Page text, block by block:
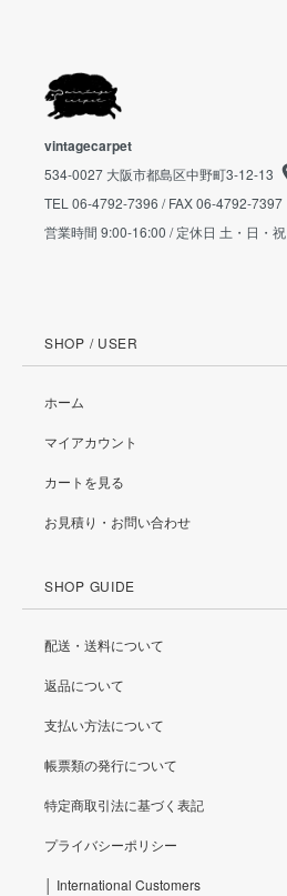
vintagecarpet
534-0027 大阪市都島区中野町3-12-13
TEL 06-4792-7396 / FAX 06-4792-7397
営業時間 9:00-16:00 / 定休日 土・日・祝
SHOP / USER
ホーム
マイアカウント
カートを見る
お見積り・お問い合わせ
SHOP GUIDE
配送・送料について
返品について
支払い方法について
帳票類の発行について
特定商取引法に基づく表記
プライバシーポリシー
│ International Customers